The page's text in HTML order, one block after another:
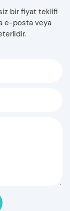
bir fiyat teklifi
e-posta veya